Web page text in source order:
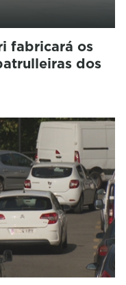
fabricará os
dos